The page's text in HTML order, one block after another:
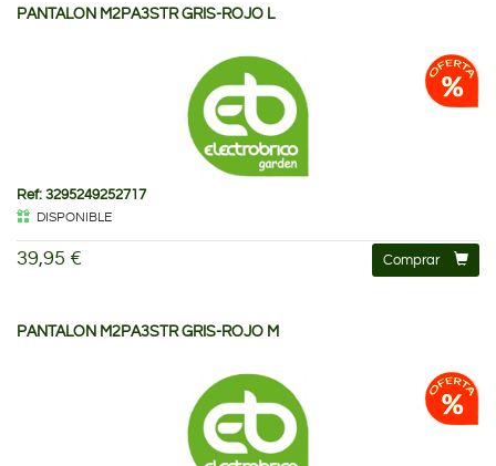
PANTALON M2PA3STR GRIS-ROJO L
Ref: 3295249252717
DISPONIBLE
39,95 € Comprar
PANTALON M2PA3STR GRIS-ROJO M